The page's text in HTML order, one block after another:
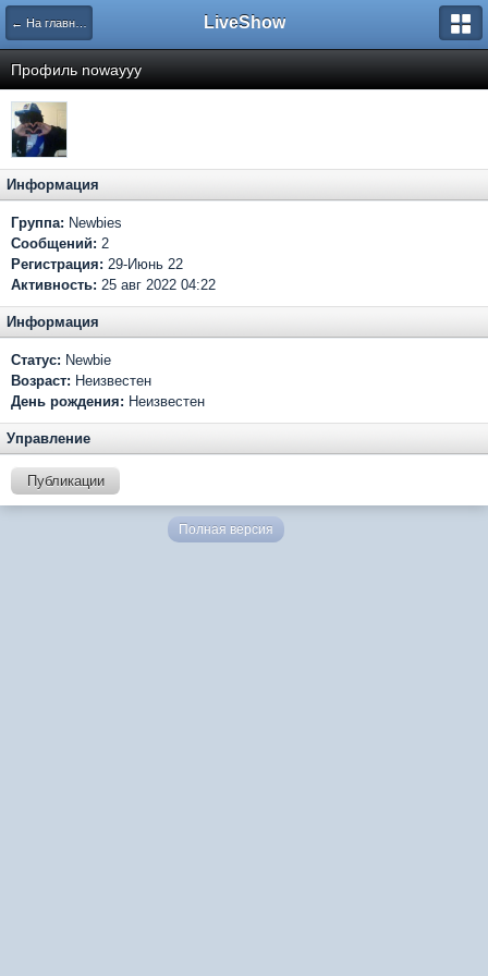
← На главную LiveShow
Профиль nowayyy
Информация
Группа: Newbies
Сообщений: 2
Регистрация: 29-Июнь 22
Активность: 25 авг 2022 04:22
Информация
Статус: Newbie
Возраст: Неизвестен
День рождения: Неизвестен
Управление
Публикации
Полная версия